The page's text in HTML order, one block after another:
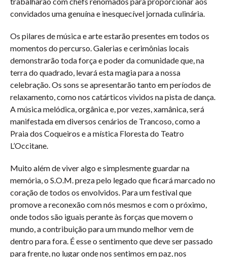
convidados uma genuína e inesquecível jornada culinária.
Os pilares de música e arte estarão presentes em todos os
momentos do percurso. Galerias e cerimônias locais
demonstrarão toda força e poder da comunidade que, na
terra do quadrado, levará esta magia para a nossa
celebração. Os sons se apresentarão tanto em períodos de
relaxamento, como nos catárticos vividos na pista de dança.
A música melódica, orgânica e, por vezes, xamânica, será
manifestada em diversos cenários de Trancoso, como a
Praia dos Coqueiros e a mística Floresta do Teatro
L’Occitane.
Muito além de viver algo e simplesmente guardar na
memória, o S.O.M. preza pelo legado que ficará marcado no
coração de todos os envolvidos. Para um festival que
promove a reconexão com nós mesmos e com o próximo,
onde todos são iguais perante às forças que movem o
mundo, a contribuição para um mundo melhor vem de
dentro para fora. É esse o sentimento que deve ser passado
para frente, no lugar onde nos sentimos em paz, nos